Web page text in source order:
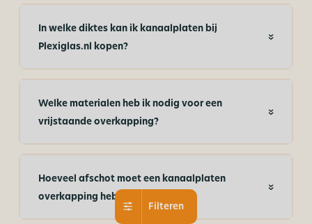
Filteren
In welke diktes kan ik kanaalplaten bij
Plexiglas.nl kopen?
Welke materialen heb ik nodig voor een
vrijstaande overkapping?
Hoeveel afschot moet een kanaalplaten
overkapping hebben?